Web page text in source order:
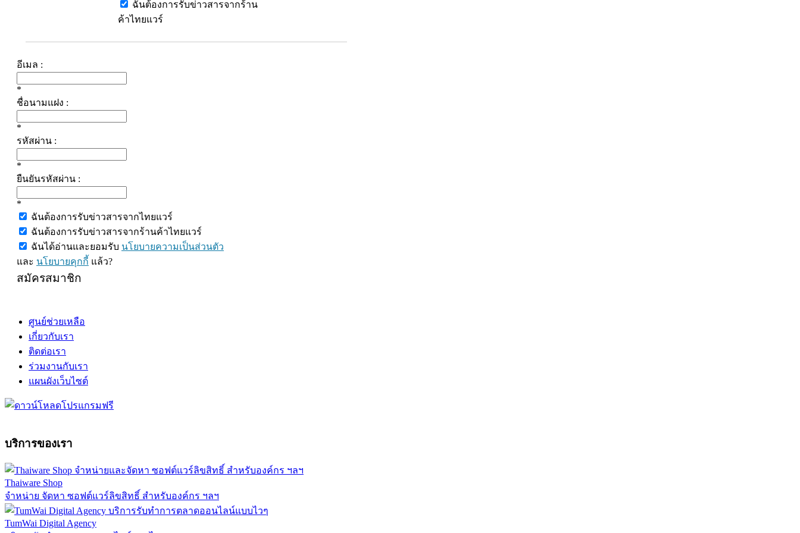
ฉันต้องการรับข่าวสารจากร้าน
ค้าไทยแวร์
อีเมล :
*
ชื่อนามแฝง :
*
รหัสผ่าน :
*
ยืนยันรหัสผ่าน :
*
ฉันต้องการรับข่าวสารจากไทยแวร์
ฉันต้องการรับข่าวสารจากร้านค้าไทยแวร์
ฉันได้อ่านและยอมรับ นโยบายความเป็นส่วนตัว
และ นโยบายคุกกี้ แล้ว?
สมัครสมาชิก
ศูนย์ช่วยเหลือ
เกี่ยวกับเรา
ติดต่อเรา
ร่วมงานกับเรา
แผนผังเว็บไซต์
บริการของเรา
Thaiware Shop
จำหน่าย จัดหา ซอฟต์แวร์ลิขสิทธิ์ สำหรับองค์กร ฯลฯ
TumWai Digital Agency